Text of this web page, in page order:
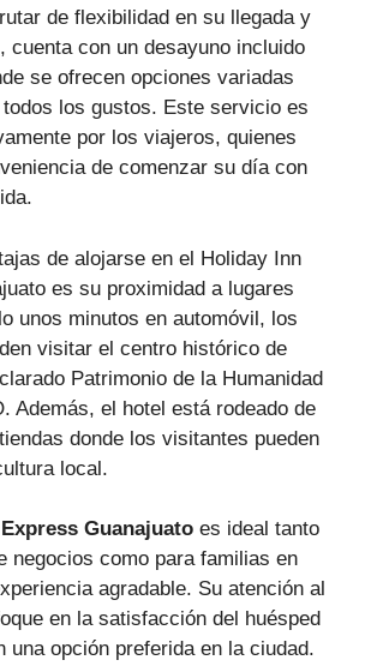
de flexibilidad en su llegada y
cuenta con un desayuno incluido
se ofrecen opciones variadas
los gustos. Este servicio es
por los viajeros, quienes
de comenzar su día con
de alojarse en el Holiday Inn
es su proximidad a lugares
unos minutos en automóvil, los
visitar el centro histórico de
Patrimonio de la Humanidad
Además, el hotel está rodeado de
donde los visitantes pueden
local.
Guanajuato es ideal tanto
negocios como para familias en
agradable. Su atención al
en la satisfacción del huésped
una opción preferida en la ciudad.